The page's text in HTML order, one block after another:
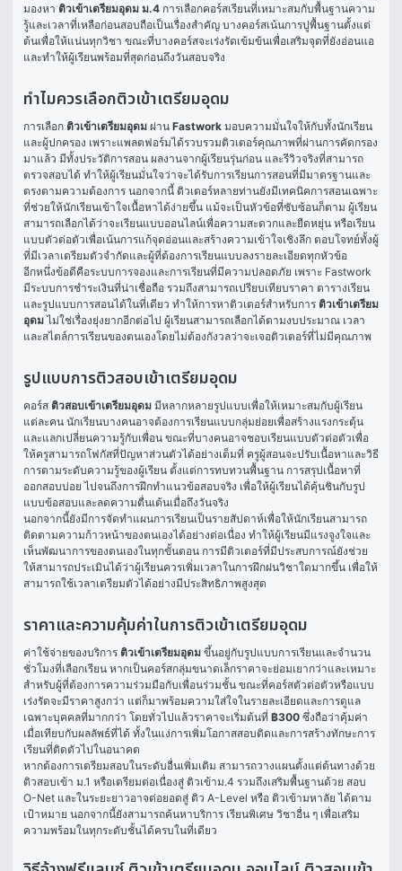
มองหา ติวเข้าเตรียมอุดม ม.4 การเลือกคอร์สเรียนที่เหมาะสมกับพื้นฐานความ
รู้และเวลาที่เหลือก่อนสอบถือเป็นเรื่องสำคัญ บางคอร์สเน้นการปูพื้นฐานตั้งแต่
ต้นเพื่อให้แน่นทุกวิชา ขณะที่บางคอร์สจะเร่งรัดเข้มข้นเพื่อเสริมจุดที่ยังอ่อนแอ
และทำให้ผู้เรียนพร้อมที่สุดก่อนถึงวันสอบจริง
ทำไมควรเลือกติวเข้าเตรียมอุดม
การเลือก ติวเข้าเตรียมอุดม ผ่าน Fastwork มอบความมั่นใจให้กับทั้งนักเรียน
และผู้ปกครอง เพราะแพลตฟอร์มได้รวบรวมติวเตอร์คุณภาพที่ผ่านการคัดกรอง
มาแล้ว มีทั้งประวัติการสอน ผลงานจากผู้เรียนรุ่นก่อน และรีวิวจริงที่สามารถ
ตรวจสอบได้ ทำให้ผู้เรียนมั่นใจว่าจะได้รับการเรียนการสอนที่มีมาตรฐานและ
ตรงตามความต้องการ นอกจากนี้ ติวเตอร์หลายท่านยังมีเทคนิคการสอนเฉพาะ
ที่ช่วยให้นักเรียนเข้าใจเนื้อหาได้ง่ายขึ้น แม้จะเป็นหัวข้อที่ซับซ้อนก็ตาม ผู้เรียน
สามารถเลือกได้ว่าจะเรียนแบบออนไลน์เพื่อความสะดวกและยืดหยุ่น หรือเรียน
แบบตัวต่อตัวเพื่อเน้นการแก้จุดอ่อนและสร้างความเข้าใจเชิงลึก ตอบโจทย์ทั้งผู้
ที่มีเวลาเตรียมตัวจำกัดและผู้ที่ต้องการเรียนแบบลงรายละเอียดทุกหัวข้อ
อีกหนึ่งข้อดีคือระบบการจองและการเรียนที่มีความปลอดภัย เพราะ Fastwork
มีระบบการชำระเงินที่น่าเชื่อถือ รวมถึงสามารถเปรียบเทียบราคา ตารางเรียน
และรูปแบบการสอนได้ในที่เดียว ทำให้การหาติวเตอร์สำหรับการ ติวเข้าเตรียม
อุดม ไม่ใช่เรื่องยุ่งยากอีกต่อไป ผู้เรียนสามารถเลือกได้ตามงบประมาณ เวลา
และสไตล์การเรียนของตนเองโดยไม่ต้องกังวลว่าจะเจอติวเตอร์ที่ไม่มีคุณภาพ
รูปแบบการติวสอบเข้าเตรียมอุดม
คอร์ส ติวสอบเข้าเตรียมอุดม มีหลากหลายรูปแบบเพื่อให้เหมาะสมกับผู้เรียน
แต่ละคน นักเรียนบางคนอาจต้องการเรียนแบบกลุ่มย่อยเพื่อสร้างแรงกระตุ้น
และแลกเปลี่ยนความรู้กับเพื่อน ขณะที่บางคนอาจชอบเรียนแบบตัวต่อตัวเพื่อ
ให้ครูสามารถโฟกัสที่ปัญหาส่วนตัวได้อย่างเต็มที่ ครูผู้สอนจะปรับเนื้อหาและวิธี
การตามระดับความรู้ของผู้เรียน ตั้งแต่การทบทวนพื้นฐาน การสรุปเนื้อหาที่
ออกสอบบ่อย ไปจนถึงการฝึกทำแนวข้อสอบจริง เพื่อให้ผู้เรียนได้คุ้นชินกับรูป
แบบข้อสอบและลดความตื่นเต้นเมื่อถึงวันจริง
นอกจากนี้ยังมีการจัดทำแผนการเรียนเป็นรายสัปดาห์เพื่อให้นักเรียนสามารถ
ติดตามความก้าวหน้าของตนเองได้อย่างต่อเนื่อง ทำให้ผู้เรียนมีแรงจูงใจและ
เห็นพัฒนาการของตนเองในทุกขั้นตอน การมีติวเตอร์ที่มีประสบการณ์ยังช่วย
ให้สามารถประเมินได้ว่าผู้เรียนควรเพิ่มเวลาในการฝึกฝนวิชาใดมากขึ้น เพื่อให้
สามารถใช้เวลาเตรียมตัวได้อย่างมีประสิทธิภาพสูงสุด
ราคาและความคุ้มค่าในการติวเข้าเตรียมอุดม
ค่าใช้จ่ายของบริการ ติวเข้าเตรียมอุดม ขึ้นอยู่กับรูปแบบการเรียนและจำนวน
ชั่วโมงที่เลือกเรียน หากเป็นคอร์สกลุ่มขนาดเล็กราคาจะย่อมเยากว่าและเหมาะ
สำหรับผู้ที่ต้องการความร่วมมือกับเพื่อนร่วมชั้น ขณะที่คอร์สตัวต่อตัวหรือแบบ
เร่งรัดจะมีราคาสูงกว่า แต่ก็มาพร้อมความใส่ใจในรายละเอียดและการดูแล
เฉพาะบุคคลที่มากกว่า โดยทั่วไปแล้วราคาจะเริ่มต้นที่ ฿300 ซึ่งถือว่าคุ้มค่า
เมื่อเทียบกับผลลัพธ์ที่ได้ ทั้งในแง่การเพิ่มโอกาสสอบติดและการสร้างทักษะการ
เรียนที่ติดตัวไปในอนาคต
ติวสอบเข้า ม.1 หรือเตรียมต่อเนื่องสู่ ติวเข้าม.4 รวมถึงเสริมพื้นฐานด้วย สอบ
O-Net และในระยะยาวอาจต่อยอดสู่ ติว A-Level หรือ ติวเข้ามหาลัย ได้ตาม
เป้าหมาย นอกจากนี้ยังสามารถค้นหาบริการ เรียนพิเศษ วิชาอื่น ๆ เพื่อเสริม
ความพร้อมในทุกระดับชั้นได้ครบในที่เดียว